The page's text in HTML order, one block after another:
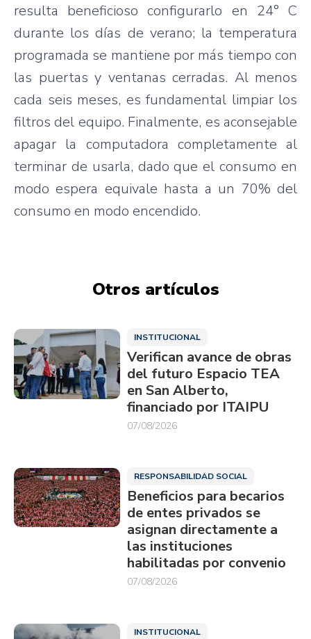
resulta beneficioso configurarlo en 24° C
durante los días de verano; la temperatura
programada se mantiene por más tiempo con
las puertas y ventanas cerradas. Al menos
cada seis meses, es fundamental limpiar los
filtros del equipo. Finalmente, es aconsejable
apagar la computadora completamente al
terminar de usarla, dado que el consumo en
modo espera equivale hasta a un 70% del
consumo en modo encendido.
Otros artículos
INSTITUCIONAL
Verifican avance de obras
del futuro Espacio TEA
en San Alberto,
financiado por ITAIPU
07/08/2026
RESPONSABILIDAD SOCIAL
Beneficios para becarios
de entes privados se
asignan directamente a
las instituciones
habilitadas por convenio
07/08/2026
INSTITUCIONAL